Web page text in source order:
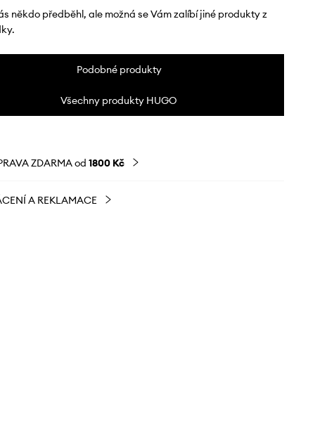
někdo předběhl, ale možná se Vám zalíbí jiné produkty z
Podobné produkty
Všechny produkty HUGO
ZDARMA od 1800 Kč
A REKLAMACE